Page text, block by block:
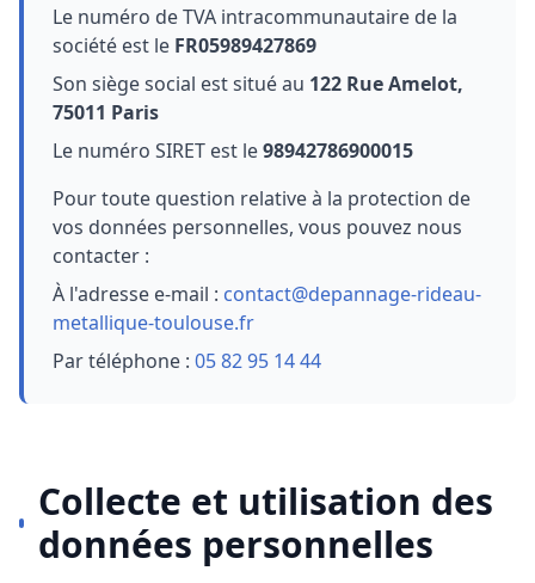
Le numéro de TVA intracommunautaire de la
société est le FR05989427869
Son siège social est situé au 122 Rue Amelot,
75011 Paris
Le numéro SIRET est le98942786900015
Pour toute question relative à la protection de
vos données personnelles, vous pouvez nous
contacter :
À l'adresse e-mail : contact@depannage-rideau-
metallique-toulouse.fr
Par téléphone : 05 82 95 14 44
Collecte et utilisation des
données personnelles